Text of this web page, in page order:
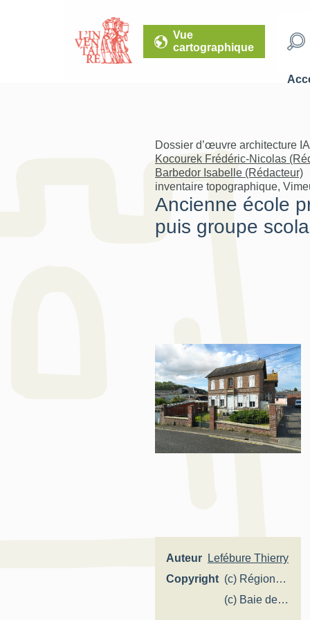
Vue
cartographique
Dossier d’œuvre architecture
Kocourek Frédéric-Nicolas
Barbedor Isabelle (Rédacteur)
inventaire topographique,
Ancienne école
puis groupe
Auteur
Lefébure Thierry
Copyright (c) Région
Hauts-de-
(c) Baie de